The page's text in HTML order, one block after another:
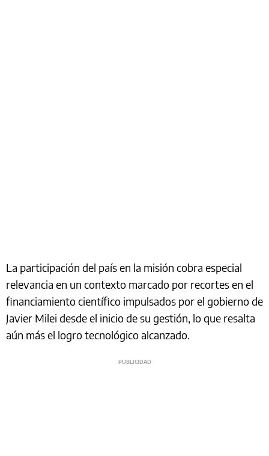
La participación del país en la misión cobra especial
relevancia en un contexto marcado por recortes en el
financiamiento científico impulsados por el gobierno de
Javier Milei desde el inicio de su gestión, lo que resalta
aún más el logro tecnológico alcanzado.